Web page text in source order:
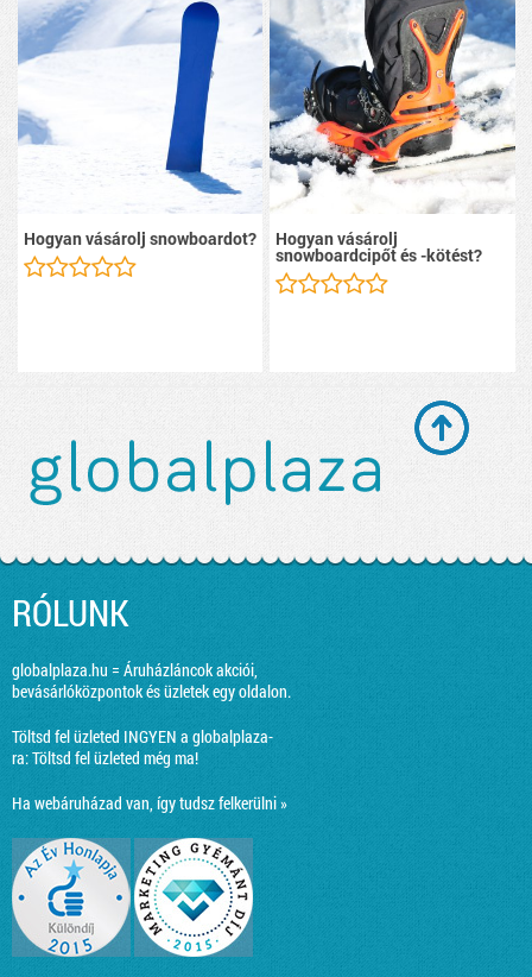
Hogyan vásárolj snowboardot? Hogyan vásárolj
snowboardcipőt és -kötést?
RÓLUNK
globalplaza.hu = Áruházláncok akciói,
bevásárlóközpontok és üzletek egy oldalon.
Töltsd fel üzleted INGYEN a globalplaza-
ra:Töltsd fel üzleted még ma!
Ha webáruházad van, így tudsz felkerülni »